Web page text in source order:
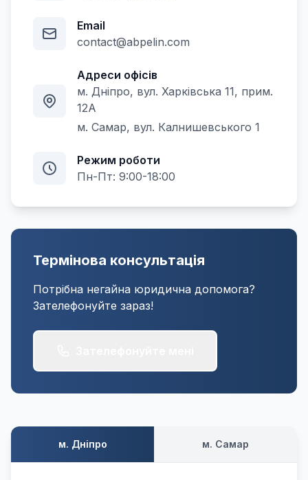
Email
contact@abpelin.com
Адреси офісів
м. Дніпро, вул. Харківська 11, прим.
12А
м. Самар, вул. Калнишевського 1
Режим роботи
Пн-Пт: 9:00-18:00
Термінова консультація
Потрібна негайна юридична допомога?
Зателефонуйте зараз!
м. Дніпро м. Самар